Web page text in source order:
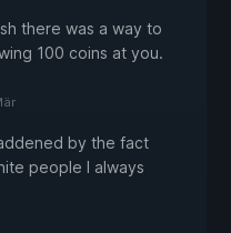
there was a way to
100 coins at you.
by the fact
people I always